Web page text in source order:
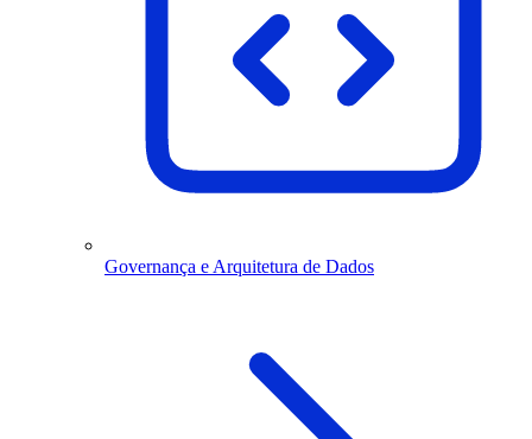
Governança e Arquitetura de Dados